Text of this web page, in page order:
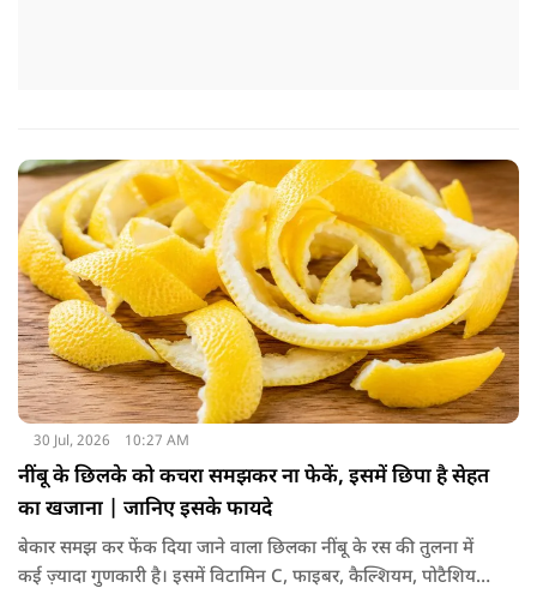
30 Jul, 2026 10:27 AM
नींबू के छिलके को कचरा समझकर ना फेकें, इसमें छिपा है सेहत
का खजाना | जानिए इसके फायदे
बेकार समझ कर फेंक दिया जाने वाला छिलका नींबू के रस की तुलना में
कई ज़्यादा गुणकारी है। इसमें विटामिन C, फाइबर, कैल्शियम, पोटैशियम